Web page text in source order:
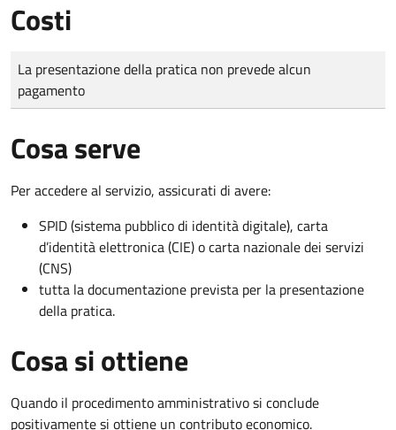
Costi
Tipo di pagamento
Importo
La presentazione della pratica non prevede alcun
pagamento
Cosa serve
Per accedere al servizio, assicurati di avere:
SPID (sistema pubblico di identità digitale), carta
d’identità elettronica (CIE) o carta nazionale dei servizi
(CNS)
tutta la documentazione prevista per la presentazione
della pratica.
Cosa si ottiene
Quando il procedimento amministrativo si conclude
positivamente si ottiene un contributo economico.